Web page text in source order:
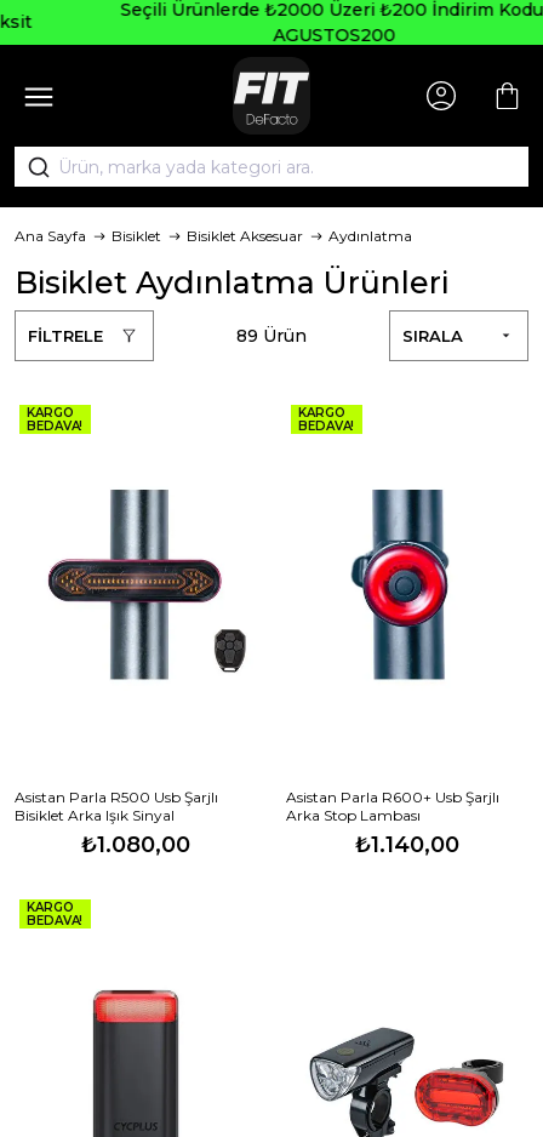
Seçili Ürünlerde ₺2000 Üzeri ₺200 İndirim Kodu:
AGUSTOS200
Ana Sayfa Bisiklet Bisiklet Aksesuar Aydınlatma
Bisiklet Aydınlatma Ürünleri
FİLTRELE SIRALA
89 Ürün
KARGO
BEDAVA!
Asistan Parla R500 Usb Şarjlı
Bisiklet Arka Işık Sinyal
₺1.080,00
KARGO
BEDAVA!
Asistan Parla R600+ Usb Şarjlı
Arka Stop Lambası
₺1.140,00
KARGO
BEDAVA!